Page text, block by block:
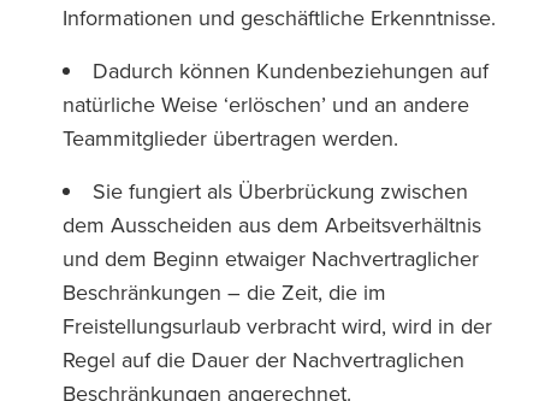
Informationen und geschäftliche Erkenntnisse.
Dadurch können Kundenbeziehungen auf
natürliche Weise ‘erlöschen’ und an andere
Teammitglieder übertragen werden.
Sie fungiert als Überbrückung zwischen
dem Ausscheiden aus dem Arbeitsverhältnis
und dem Beginn etwaiger Nachvertraglicher
Beschränkungen – die Zeit, die im
Freistellungsurlaub verbracht wird, wird in der
Regel auf die Dauer der Nachvertraglichen
Beschränkungen angerechnet.